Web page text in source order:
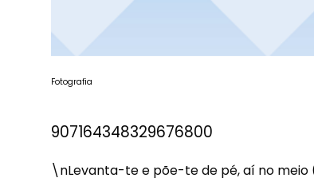
Fotografia
907164348329676800
\nLevanta-te e põe-te de pé, aí no meio